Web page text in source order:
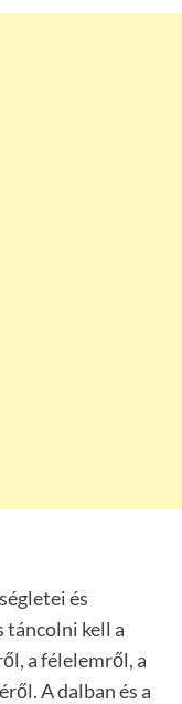
és
táncolni kell a
a félelemről, a
A dalban és a